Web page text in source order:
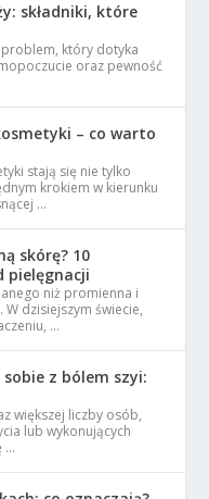
składniki, które
który dotyka
oraz pewność
– co warto
stają się nie tylko
krokiem w kierunku
…
skórę? 10
pielęgnacji
niż promienna i
dzisiejszym świecie,
…
z bólem szyi:
większej liczby osób,
lub wykonujących
…